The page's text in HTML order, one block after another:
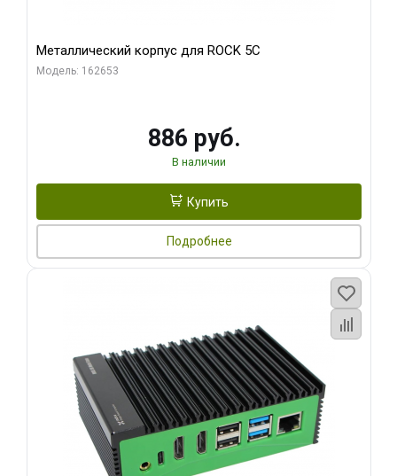
Металлический корпус для ROCK 5C
Модель: 162653
886 руб.
В наличии
Купить
Подробнее